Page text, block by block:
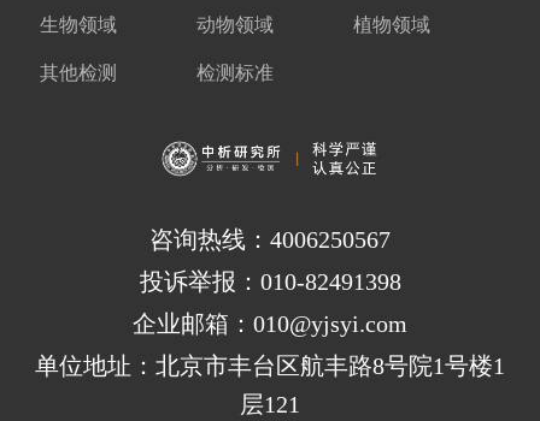
生物领域 动物领域 植物领域
其他检测 检测标准
咨询热线：4006250567
投诉举报：010-82491398
企业邮箱：010@yjsyi.com
单位地址：北京市丰台区航丰路8号院1号楼1
层121